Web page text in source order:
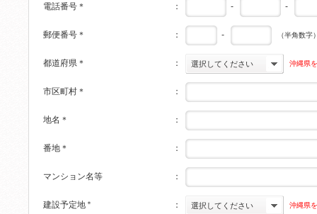
電話番号 ＊ ： - -
郵便番号 ＊ ： - （半角数字
都道府県 ＊ ： 選択してください 沖縄県
市区町村 ＊ ：
地名 ＊ ：
番地 ＊ ：
マンション名等 ：
建設予定地 ＊ ： 選択してください 沖縄県